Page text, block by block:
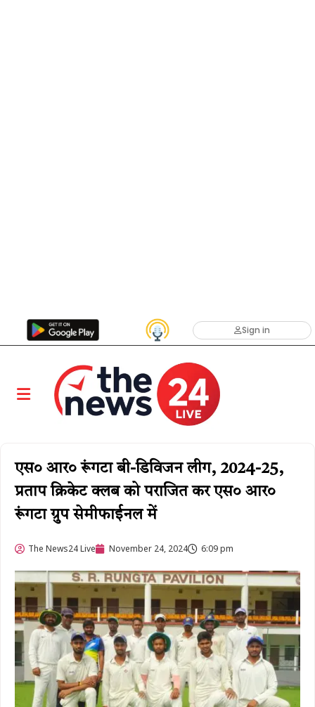
Sign in
एस० आर० रूंगटा बी-डिविजन लीग, 2024-25,
प्रताप क्रिकेट क्लब को पराजित कर एस० आर०
रूंगटा ग्रुप सेमीफाईनल में
The News24 Live November 24, 2024 6:09 pm